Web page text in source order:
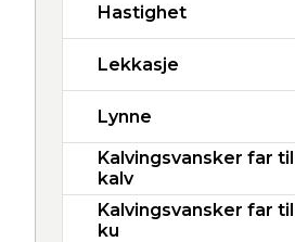
Hastighet
Lekkasje
Lynne
Kalvingsvansker far til
kalv
Kalvingsvansker far til
ku